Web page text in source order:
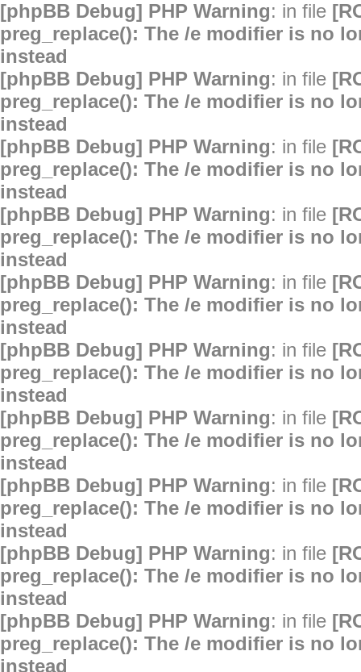
[phpBB Debug] PHP Warning: in file
preg_replace(): The /e modifier is no
instead
[phpBB Debug] PHP Warning: in file
preg_replace(): The /e modifier is no
instead
[phpBB Debug] PHP Warning: in file
preg_replace(): The /e modifier is no
instead
[phpBB Debug] PHP Warning: in file
preg_replace(): The /e modifier is no
instead
[phpBB Debug] PHP Warning: in file
preg_replace(): The /e modifier is no
instead
[phpBB Debug] PHP Warning: in file
preg_replace(): The /e modifier is no
instead
[phpBB Debug] PHP Warning: in file
preg_replace(): The /e modifier is no
instead
[phpBB Debug] PHP Warning: in file
preg_replace(): The /e modifier is no
instead
[phpBB Debug] PHP Warning: in file
preg_replace(): The /e modifier is no
instead
[phpBB Debug] PHP Warning: in file
preg_replace(): The /e modifier is no
instead